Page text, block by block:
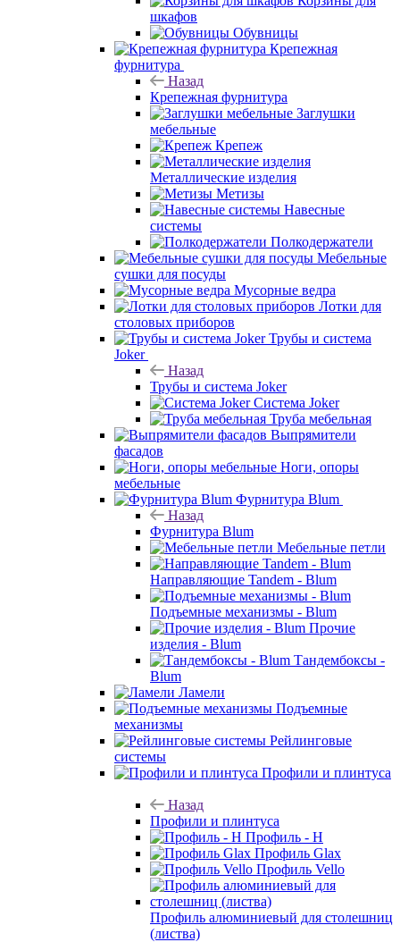
шкафов
Обувницы
Крепежная
фурнитура
Назад
Крепежная фурнитура
Заглушки
мебельные
Крепеж
Металлические изделия
Метизы
Навесные
системы
Полкодержатели
Мебельные
сушки для посуды
Мусорные ведра
Лотки для
столовых приборов
Трубы и система
Joker
Назад
Трубы и система Joker
Система Joker
Труба мебельная
Выпрямители
фасадов
Ноги, опоры
мебельные
Фурнитура Blum
Назад
Фурнитура Blum
Мебельные петли
Направляющие Tandem - Blum
Подъемные механизмы - Blum
Прочие
изделия - Blum
Тандембоксы -
Blum
Ламели
Подъемные
механизмы
Рейлинговые
системы
Профили и плинтуса
Назад
Профили и плинтуса
Профиль - H
Профиль Glax
Профиль Vello
Профиль алюминиевый для столешниц
(листва)